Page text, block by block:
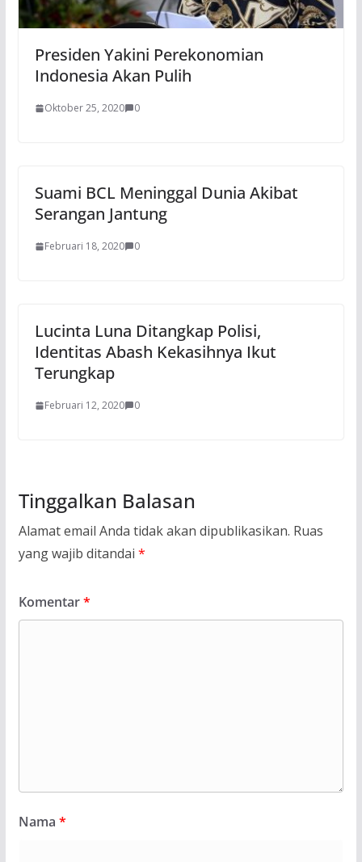
Presiden Yakini Perekonomian
Indonesia Akan Pulih
Oktober 25, 2020 0
Suami BCL Meninggal Dunia Akibat
Serangan Jantung
Februari 18, 2020 0
Lucinta Luna Ditangkap Polisi,
Identitas Abash Kekasihnya Ikut
Terungkap
Februari 12, 2020 0
Tinggalkan Balasan
Alamat email Anda tidak akan dipublikasikan. Ruas
yang wajib ditandai *
Komentar*
Nama *